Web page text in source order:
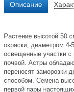
Описание
Растение высотой 50
окраски, диаметром
освещенные участки с
почвой. Астры
переносят заморозки
способом. Семена
первой пары